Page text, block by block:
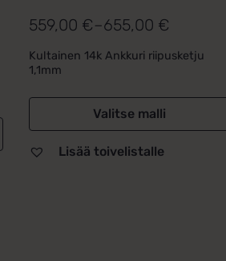
559,00 €–655,00 €
Hintaluokka:
559,00 €
-
655,00 €
Kultainen 14k Ankkuri riipusketju
1,1mm
Valitse malli
Lisää toivelistalle